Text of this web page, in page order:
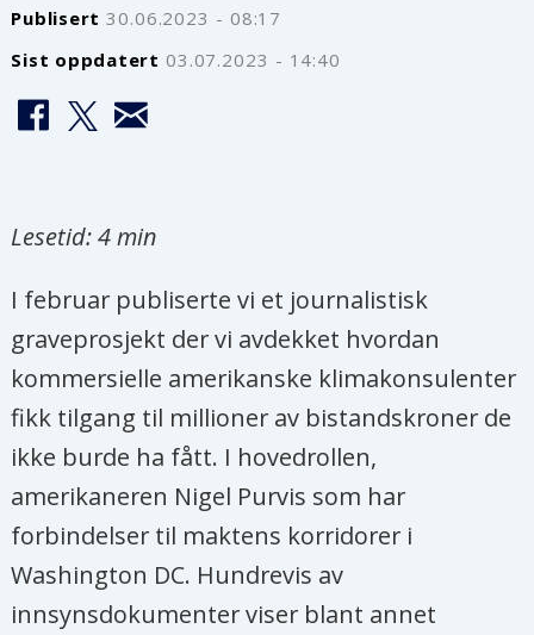
Publisert
30.06.2023 - 08:17
Sist oppdatert
03.07.2023 - 14:40
Lesetid: 4 min
I februar publiserte vi et journalistisk
graveprosjekt der vi avdekket hvordan
kommersielle amerikanske klimakonsulenter
fikk tilgang til millioner av bistandskroner de
ikke burde ha fått. I hovedrollen,
amerikaneren Nigel Purvis som har
forbindelser til maktens korridorer i
Washington DC. Hundrevis av
innsynsdokumenter viser blant annet